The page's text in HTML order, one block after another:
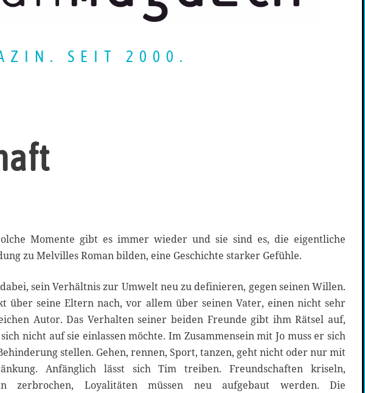
SEIT 2000.
Momente gibt es immer wieder und sie sind es, die eigentliche
zu Melvilles Roman bilden, eine Geschichte starker Gefühle.
sein Verhältnis zur Umwelt neu zu definieren, gegen seinen Willen.
über seine Eltern nach, vor allem über seinen Vater, einen nicht sehr
Autor. Das Verhalten seiner beiden Freunde gibt ihm Rätsel auf,
nicht auf sie einlassen möchte. Im Zusammensein mit Jo muss er sich
stellen. Gehen, rennen, Sport, tanzen, geht nicht oder nur mit
Anfänglich lässt sich Tim treiben. Freundschaften kriseln,
zerbrochen, Loyalitäten müssen neu aufgebaut werden. Die